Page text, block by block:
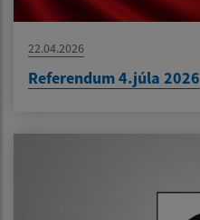
22.04.2026
Referendum 4.júla 2026